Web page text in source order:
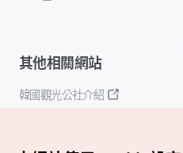
其他相關網站
韓國觀光公社介紹